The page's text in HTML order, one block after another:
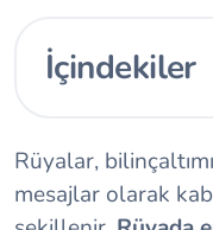
İçindekiler
Rüyalar,
mesajlar olarak